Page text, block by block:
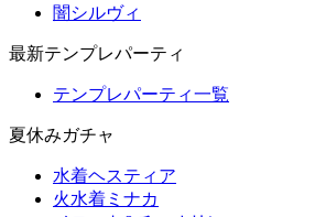
闇シルヴィ
最新テンプレパーティ
テンプレパーティ一覧
夏休みガチャ
水着ヘスティア
火水着ミナカ